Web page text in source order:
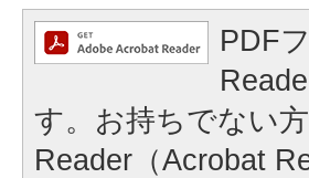
PDF
す。お持ちでない
Reader（Acrobat